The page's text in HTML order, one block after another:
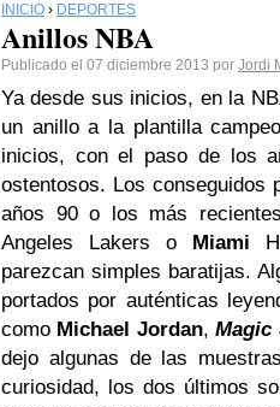
INICIO › DEPORTES
Anillos NBA
Publicado el 07 diciembre 2013 por Jordi
Ya desde sus inicios, en la
un anillo a la plantilla
inicios, con el paso de los
ostentosos. Los conseguidos
años 90 o los más
Angeles Lakers o Miami
parezcan simples baratijas.
portados por auténticas
como Michael Jordan,Magic
dejo algunas de las
curiosidad, los dos últimos